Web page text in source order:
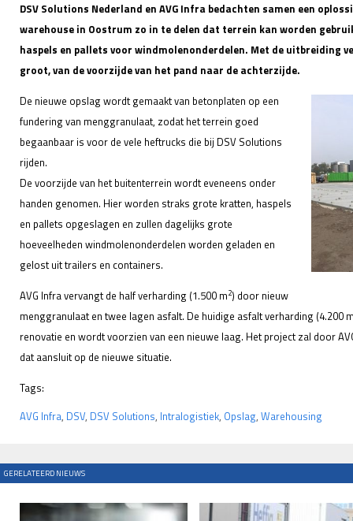
DSV Solutions Nederland en AVG Infra bedachten samen een
warehouse in Oostrum zo in te delen dat terrein kan worden
haspels en pallets voor windmolenonderdelen. Met de uitbreiding
groot, van de voorzijde van het pand naar de achterzijde.
De nieuwe opslag wordt gemaakt van betonplaten op een
fundering van menggranulaat, zodat het terrein goed
begaanbaar is voor de vele heftrucks die bij DSV Solutions
rijden.
De voorzijde van het buitenterrein wordt eveneens onder
handen genomen. Hier worden straks grote kratten, haspels
en pallets opgeslagen en zullen dagelijks grote
hoeveelheden windmolenonderdelen worden geladen en
gelost uit trailers en containers.
AVG Infra vervangt de half verharding (1.500 m2) door nieuw
menggranulaat en twee lagen asfalt. De huidige asfalt verharding (4.200
renovatie en wordt voorzien van een nieuwe laag. Het project zal door
dat aansluit op de nieuwe situatie.
Tags:
AVG Infra, DSV, DSV Solutions, Intralogistiek, Opslag, Warehousing
GERELATEERD NIEUWS